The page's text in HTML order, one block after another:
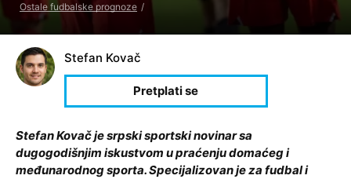
Ostale fudbalske prognoze
Stefan Kovač
Stefan Kovač je srpski sportski novinar sa
dugogodišnjim iskustvom u praćenju domaćeg i
međunarodnog sporta. Specijalizovan je za fudbal i